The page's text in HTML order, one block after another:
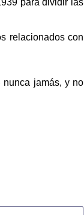
relacionados con
jamás, y no